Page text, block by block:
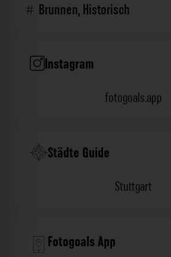
Brunnen,Historisch
Instagram
fotogoals.app
Städte Guide
Stuttgart
Fotogoals App